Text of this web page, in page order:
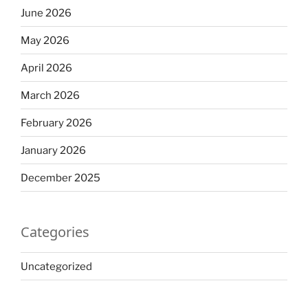
June 2026
May 2026
April 2026
March 2026
February 2026
January 2026
December 2025
Categories
Uncategorized